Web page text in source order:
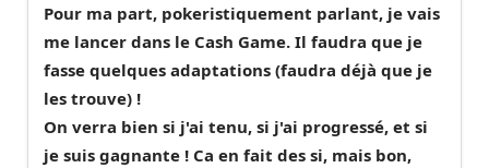
Pour ma part, pokeristiquement parlant, je vais
me lancer dans le Cash Game. Il faudra que je
fasse quelques adaptations (faudra déjà que je
les trouve) !
On verra bien si j'ai tenu, si j'ai progressé, et si
je suis gagnante ! Ca en fait des si, mais bon,